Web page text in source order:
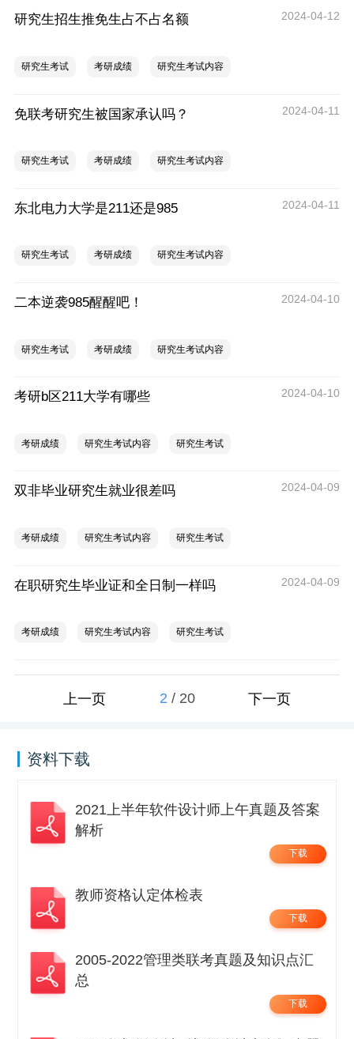
研究生招生推免生占不占名额 2024-04-12
研究生考试 考研成绩 研究生考试内容
免联考研究生被国家承认吗？ 2024-04-11
研究生考试 考研成绩 研究生考试内容
东北电力大学是211还是985 2024-04-11
研究生考试 考研成绩 研究生考试内容
二本逆袭985醒醒吧！ 2024-04-10
研究生考试 考研成绩 研究生考试内容
考研b区211大学有哪些 2024-04-10
考研成绩 研究生考试内容 研究生考试
双非毕业研究生就业很差吗 2024-04-09
考研成绩 研究生考试内容 研究生考试
在职研究生毕业证和全日制一样吗 2024-04-09
考研成绩 研究生考试内容 研究生考试
上一页 2 / 20 下一页
资料下载
2021上半年软件设计师上午真题及答案
解析
下载
教师资格认定体检表
下载
2005-2022管理类联考真题及知识点汇
总
下载